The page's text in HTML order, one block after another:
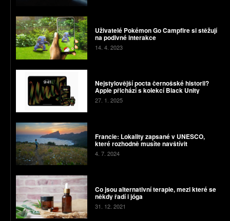
Uživatelé Pokémon Go Campfire si stěžují
na podivné interakce
14. 4. 2023
Nejstylovější pocta černošské historii?
Apple přichází s kolekcí Black Unity
27. 1. 2025
Francie: Lokality zapsané v UNESCO,
které rozhodně musíte navštívit
4. 7. 2024
Co jsou alternativní terapie, mezi které se
někdy řadí i jóga
31. 12. 2021